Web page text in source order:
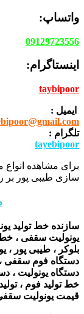
واتساپ:
09129723556
اینستاگرام:
taybipoor
ایمیل :
تلگرام :
tayebipoor
برای مشاهده انواع
سازی طیبی پور بر
سازنده خط تولید
یونولیت سقفی ،
بلوکر ، طیبی پور
دستگاه فوم سقفی ،
دستگاه یونولیت ،
خط تولید فوم ،
قیمت یونولیت